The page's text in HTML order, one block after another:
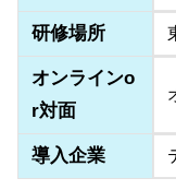
研修場所
オンラインo
r対面
導入企業